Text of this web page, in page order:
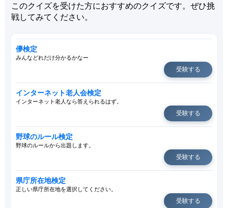
このクイズを受けた方におすすめのクイズです。ぜひ挑
戦してみてください。
儚検定
みんなどれだけ分かるかなー
受験する
インターネット老人会検定
インターネット老人なら答えられるはず。
受験する
野球のルール検定
野球のルールから出題します。
受験する
県庁所在地検定
正しい県庁所在地を選択してください。
受験する